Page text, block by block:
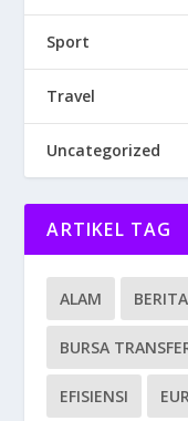
Sport
Travel
Uncategorized
ARTIKEL TAG
ALAM
BURSA
EFISIENSI